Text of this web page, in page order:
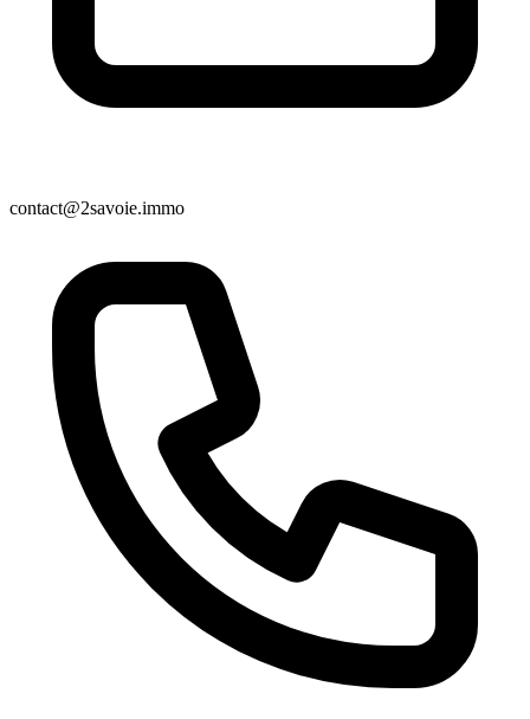
contact@2savoie.immo